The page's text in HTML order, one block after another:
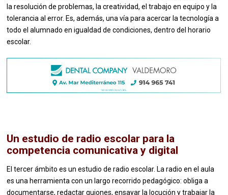
la resolución de problemas, la creatividad, el trabajo en equipo y la
tolerancia al error. Es, además, una vía para acercar la tecnología a
todo el alumnado en igualdad de condiciones, dentro del horario
escolar.
Un estudio de radio escolar para la
competencia comunicativa y digital
El tercer ámbito es un estudio de radio escolar. La radio en el aula
es una herramienta con un largo recorrido pedagógico: obliga a
documentarse, redactar guiones, ensayar la locución y trabajar la